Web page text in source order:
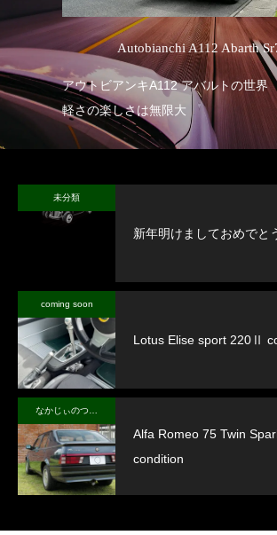
Autobianchi A112 Abarth
アウトビアンキA112 アバルトの世界
軽さの楽しさは無限大
未分類
新年明けましておめでと
coming soon
Alfa Romeo 75 Twin
condition